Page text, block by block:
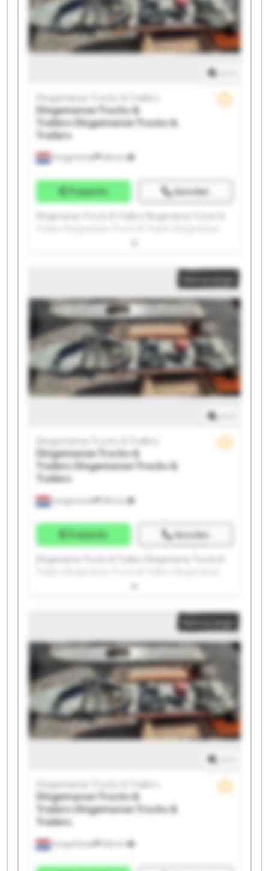
Trucks & Trailers Dingemanse Trucks & Trailers
Hoogerheide
Dingemanse Trucks & Trailers
Dingemanse Trucks &
Trailers Dingemanse Trucks &
Trailers
Preisinfo Anrufen
Dingemanse Trucks & Trailers Dingemanse Trucks &
Trucks & Trailers Dingemanse Trucks & Trailers
Trailers Dingemanse Trucks & Trailers Dingemanse
Trucks & Trailers Dingemanse Trucks & Trailers
Dingemanse Trucks & Trailers Dingemanse Trucks &
Trailers Dingemanse Trucks & Trailers Dingemanse
Trucks & Trailers Dingemanse Trucks & Trailers
Dingemanse Trucks & Trailers Dingemanse Trucks &
Trailers Dingemanse Trucks & Trailers Dingemanse
Trucks & Trailers Dingemanse Trucks & Trailers
Kleinanzeige
Hoogerheide
Dingemanse Trucks & Trailers
Dingemanse Trucks &
Trailers Dingemanse Trucks &
Trailers
Preisinfo Anrufen
Dingemanse Trucks & Trailers Dingemanse Trucks &
Trucks & Trailers Dingemanse Trucks & Trailers
Trailers Dingemanse Trucks & Trailers Dingemanse
Trucks & Trailers Dingemanse Trucks & Trailers
Dingemanse Trucks & Trailers Dingemanse Trucks &
Trailers Dingemanse Trucks & Trailers Dingemanse
Trucks & Trailers Dingemanse Trucks & Trailers
Dingemanse Trucks & Trailers Dingemanse Trucks &
Trailers Dingemanse Trucks & Trailers Dingemanse
Trucks & Trailers Dingemanse Trucks & Trailers
Kleinanzeige
Hoogerheide
Dingemanse Trucks & Trailers
Dingemanse Trucks &
Trailers Dingemanse Trucks &
Trailers